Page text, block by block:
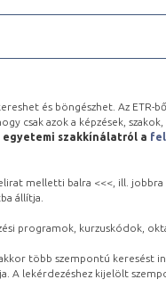
és böngészhet. Az ETR-
csak azok a képzések,
egyetemi szakkínálatról a
melletti balra <<<, ill.
állítja.
programok, kurzuskódok,
több szempontú keresést
lekérdezéshez kijelölt